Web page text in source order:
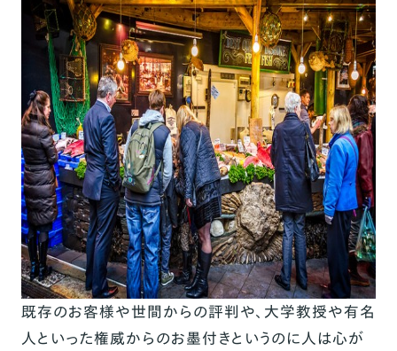
既存のお客様や世間からの評判や、大学教授や有名
人といった権威からのお墨付きというのに人は心が